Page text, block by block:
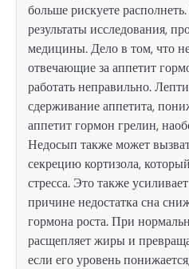
больше рискуете
результаты исследования,
медицины. Дело в том, что
отвечающие за аппетит
работать неправильно.
сдерживание аппетита,
аппетит гормон грелин,
Недосып также может
секрецию кортизола,
стресса. Это также
причине недостатка сна
гормона роста. При
расщепляет жиры и
если его уровень